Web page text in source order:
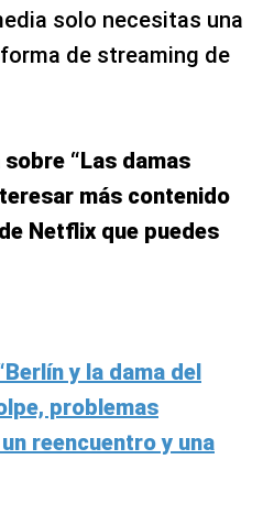
solo necesitas una
de streaming de
“Las damas
más contenido
Netflix que puedes
y la dama del
problemas
reencuentro y una